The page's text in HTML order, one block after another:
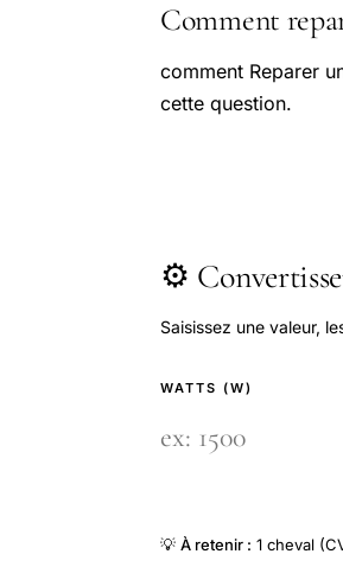
Comment
comment Reparer
cette question.
⚙️
Saisissez une valeur,
WATTS (W)
💡 À retenir : 1 cheval